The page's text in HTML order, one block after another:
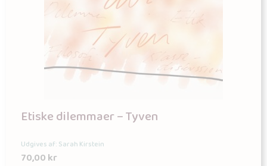
Etiske dilemmaer – Tyven
Udgives af: Sarah Kirstein
70,00kr